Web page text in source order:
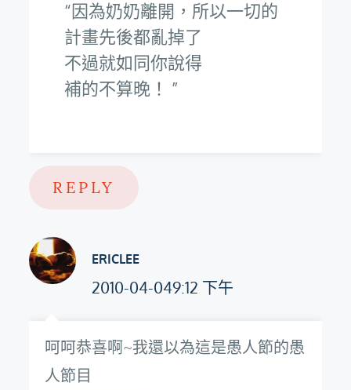
因為奶奶離開，所以一切的
計畫先後都亂掉了
不過就如同你說得
補的不算晚！
REPLY
ERICLEE
2010-04-049:12 下午
呵呵恭喜啊~我還以為這是愚人節的愚
人節目